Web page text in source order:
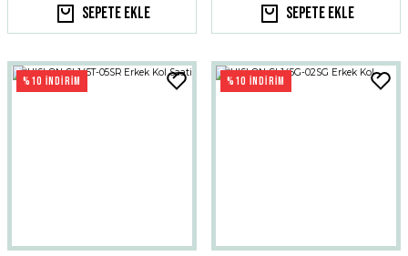
Sepete Ekle Sepete Ekle
%10 İNDİRİM %10 İNDİRİM